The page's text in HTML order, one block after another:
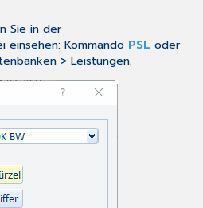
Sie in der
einsehen: Kommando PSL oder
> Leistungen.